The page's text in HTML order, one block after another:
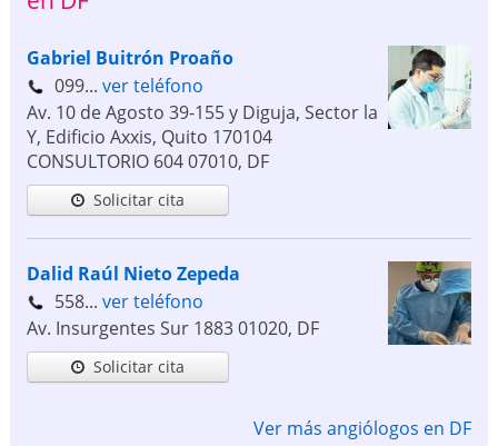
Gabriel Buitrón Proaño
099... ver teléfono
Av. 10 de Agosto 39-155 y Diguja, Sector la
Y, Edificio Axxis, Quito 170104
CONSULTORIO 60407010, DF
Solicitar cita
Dalid Raúl Nieto Zepeda
558... ver teléfono
Av. Insurgentes Sur 188301020, DF
Solicitar cita
Ver más angiólogos en DF